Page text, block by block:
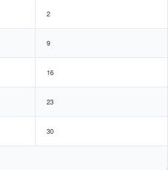
2
9
16
23
30